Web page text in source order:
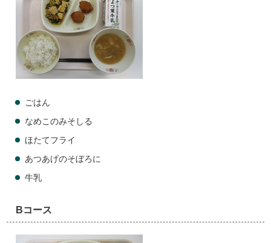
ごはん
なめこのみそしる
ほたてフライ
あつあげのそぼろに
牛乳
Bコース